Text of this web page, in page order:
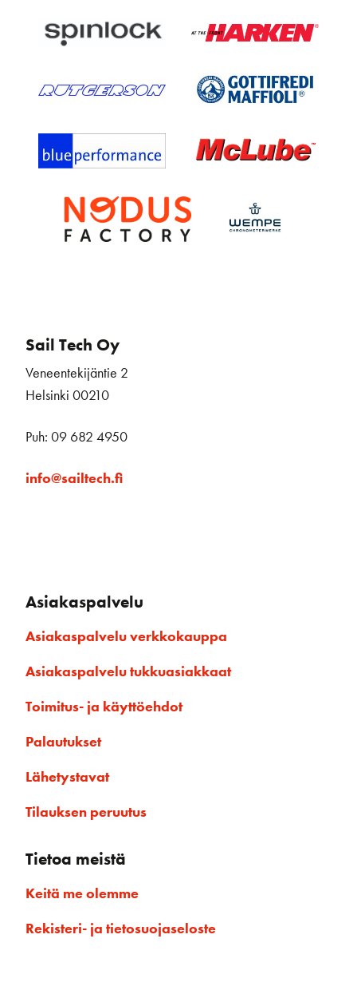
Sail Tech Oy
Veneentekijäntie 2
Helsinki 00210
Puh: 09 682 4950
info@sailtech.fi
Asiakaspalvelu
Asiakaspalvelu verkkokauppa
Asiakaspalvelu tukkuasiakkaat
Toimitus- ja käyttöehdot
Palautukset
Lähetystavat
Tilauksen peruutus
Tietoa meistä
Keitä me olemme
Rekisteri- ja tietosuojaseloste